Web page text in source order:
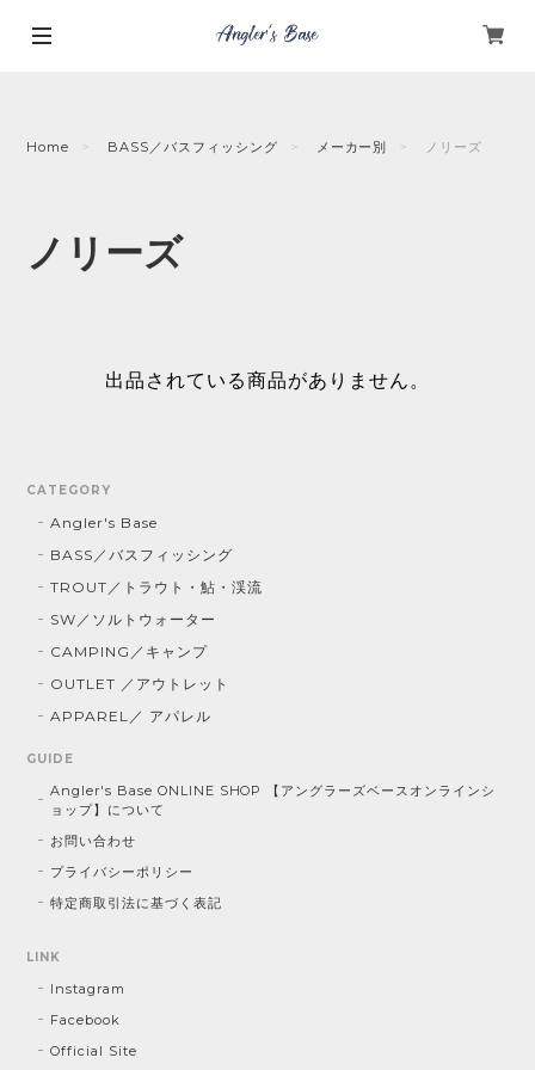
Home BASS／バスフィッシング メーカー別 ノリーズ
ノリーズ
出品されている商品がありません。
CATEGORY
Angler's Base
BASS／バスフィッシング
TROUT／トラウト・鮎・渓流
SW／ソルトウォーター
CAMPING／キャンプ
OUTLET ／アウトレット
APPAREL／ アパレル
GUIDE
Angler's Base ONLINE SHOP 【アングラーズベースオンラインシ
ョップ】について
お問い合わせ
プライバシーポリシー
特定商取引法に基づく表記
LINK
Instagram
Facebook
Official Site